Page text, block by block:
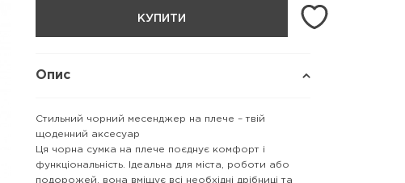
КУПИТИ
Опис
Стильний чорний месенджер на плече – твій
щоденний аксесуар
Ця чорна сумка на плече поєднує комфорт і
функціональність. Ідеальна для міста, роботи або
подорожей, вона вміщує всі необхідні дрібниці та